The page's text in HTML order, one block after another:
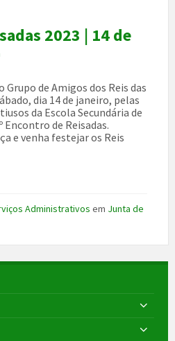
2023 | 14 de
Grupo de Amigos dos Reis das
dia 14 de janeiro, pelas
da Escola Secundária de
Encontro de Reisadas.
e venha festejar os Reis
Administrativos em Junta de